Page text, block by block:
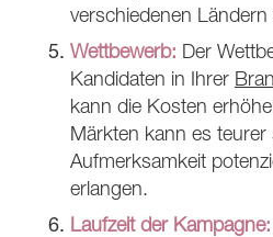
verschiedenen Ländern
Wettbewerb: Der
Kandidaten in Ihrer
kann die Kosten
Märkten kann es teurer
Aufmerksamkeit
erlangen.
Laufzeit der Kampagne: